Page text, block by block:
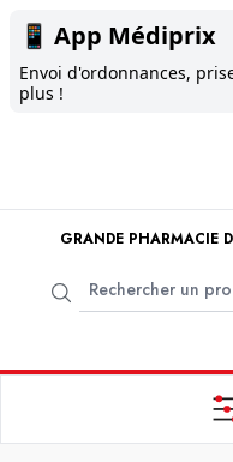
📱 App Médiprix
Envoi d'ordonnances,
plus !
GRANDE PHARMACIE